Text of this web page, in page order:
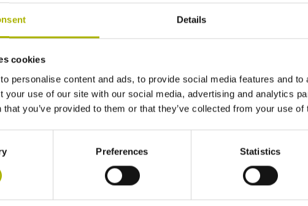
Details
cookies
personalise content and ads, to provide social media features and
your use of our site with our social media, advertising and analytics
that you’ve provided to them or that they’ve collected from your use
Preferences Statistics
ohne Wertangabe
DQ01 DRIVE-CLiQ
Flanschdose, Stift, 14-polig